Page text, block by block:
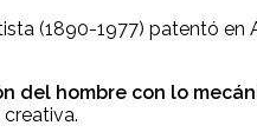
(1890-1977) patentó en
del hombre con lo